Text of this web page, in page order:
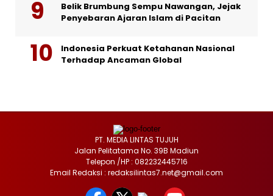
Belik Brumbung Sempu Nawangan, Jejak
Penyebaran Ajaran Islam di Pacitan
Indonesia Perkuat Ketahanan Nasional
Terhadap Ancaman Global
PT. MEDIA LINTAS TUJUH
Jalan Pelitatama No. 39B Madiun
Telepon /HP : 082232445716
Email Redaksi : redaksilintas7.net@gmail.com